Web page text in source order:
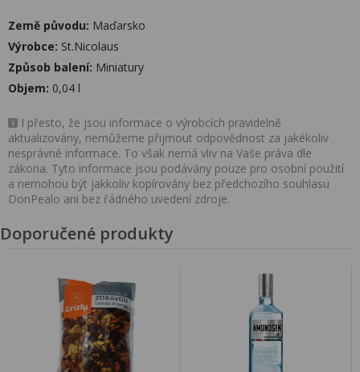
Země původu: Maďarsko
Výrobce: St.Nicolaus
Způsob balení: Miniatury
Objem: 0,04 l
I přesto, že jsou informace o výrobcích pravidelně
aktualizovány, nemůžeme přijmout odpovědnost za jakékoliv
nesprávné informace. To však nemá vliv na Vaše práva dle
zákona. Tyto informace jsou podávány pouze pro osobní použití
a nemohou být jakkoliv kopírovány bez předchozího souhlasu
DonPealo ani bez řádného uvedení zdroje.
Doporučené produkty